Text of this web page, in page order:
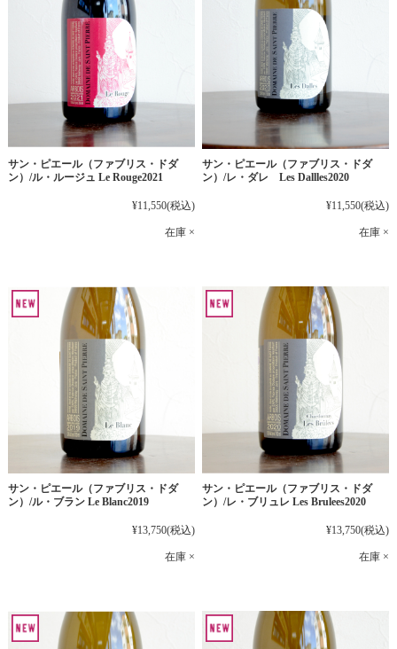
サン・ピエール（ファブリス・ドダ
ン）/ル・ルージュ Le Rouge2021
¥11,550(税込)
在庫 ×
サン・ピエール（ファブリス・ドダ
ン）/レ・ダレ Les Dallles2020
¥11,550(税込)
在庫 ×
サン・ピエール（ファブリス・ドダ
ン）/ル・ブラン Le Blanc2019
¥13,750(税込)
在庫 ×
サン・ピエール（ファブリス・ドダ
ン）/レ・ブリュレ Les Brulees2020
¥13,750(税込)
在庫 ×